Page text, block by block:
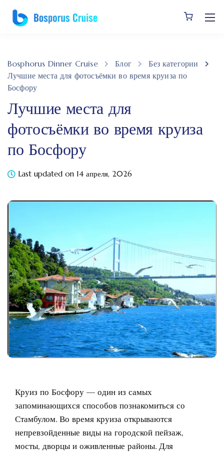
Bosphorus Dinner Cruise Блог
Без категории
Лучшие места для фотосъёмки во время круиза по
Босфору
Лучшие места для
фотосъёмки во время круиза
по Босфору
Last updated on 14 апреля, 2026
Круиз по Босфору — один из самых
запоминающихся способов познакомиться со
Стамбулом. Во время круиза открываются
непревзойденные виды на городской пейзаж,
мосты, дворцы и оживленные районы. Для